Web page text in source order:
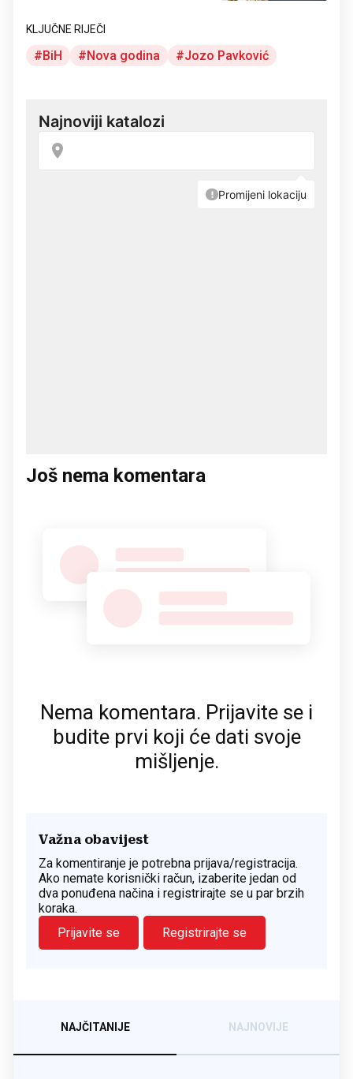
KLJUČNE RIJEČI
BiH Nova godina Jozo Pavković
Još nema komentara
Nema komentara. Prijavite se i
budite prvi koji će dati svoje
mišljenje.
Važna obavijest
Za komentiranje je potrebna prijava/registracija.
Ako nemate korisnički račun, izaberite jedan od
dva ponuđena načina i registrirajte se u par brzih
koraka.
Prijavite se
Registrirajte se
NAJČITANIJE NAJNOVIJE